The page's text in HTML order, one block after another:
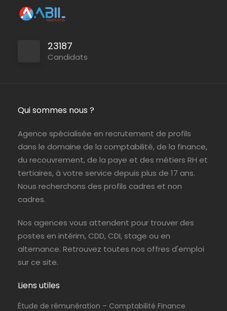
Le Perray en Yvelines
23187
Candidats
Qui sommes nous ?
Agence spécialisée en recrutement de profils
dans le domaine de la comptabilité, de la finance,
du recouvrement, de la paye et des métiers RH et
tertiaires, à votre service depuis plus de 17 ans.
Nous recherchons des profils cadres et non
cadres.
Nos agences vous attendent pour trouver des
postes en intérim, CDD, CDI, stage ou en
alternance. Retrouvez toutes nos offres d'emploi
sur ce site.
Liens utiles
Étude de rémunération – Comptabilité Finance